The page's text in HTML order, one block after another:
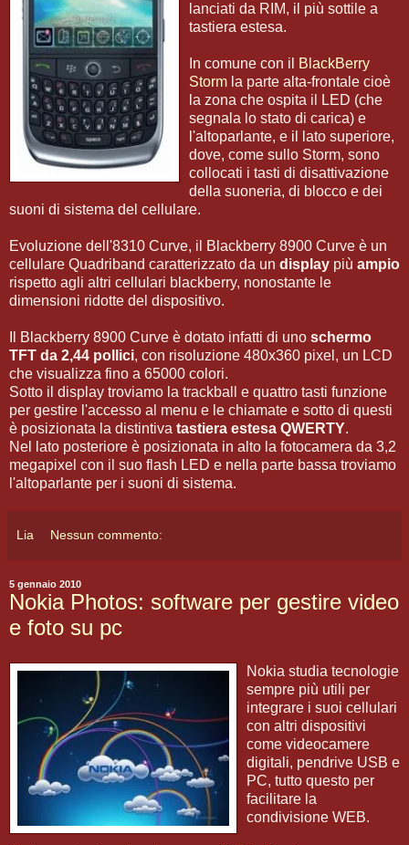
lanciati da RIM, il più sottile a
tastiera estesa.
In comune con il
BlackBerry
Storm la parte alta-frontale cioè
la zona che ospita il LED (che
segnala lo stato di carica) e
l'altoparlante, e il lato superiore,
dove, come sullo Storm, sono
collocati i tasti di disattivazione
della suoneria, di blocco e dei
suoni di sistema del cellulare.
Evoluzione dell'8310 Curve, il Blackberry 8900 Curve è un
cellulare Quadriband caratterizzato da un display più ampio
rispetto agli altri cellulari blackberry, nonostante le
dimensioni ridotte del dispositivo.
Il Blackberry 8900 Curve è dotato infatti di uno schermo
TFT da 2,44 pollici, con risoluzione 480x360 pixel, un LCD
che visualizza fino a 65000 colori.
Sotto il display troviamo la trackball e quattro tasti funzione
per gestire l'accesso al menu e le chiamate e sotto di questi
è posizionata la distintiva tastiera estesa QWERTY.
Nel lato posteriore è posizionata in alto la fotocamera da 3,2
megapixel con il suo flash LED e nella parte bassa troviamo
l'altoparlante per i suoni di sistema.
Lia Nessun commento:
5 gennaio 2010
Nokia Photos: software per gestire video
e foto su pc
Nokia studia tecnologie
sempre più utili per
integrare i suoi cellulari
con altri dispositivi
come videocamere
digitali, pendrive USB e
PC, tutto questo per
facilitare la
condivisione WEB.